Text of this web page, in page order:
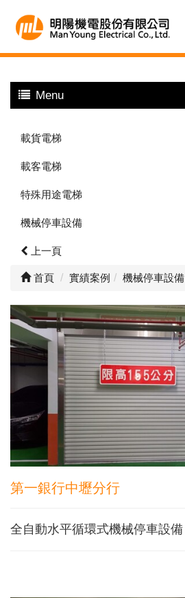
Menu
載貨電梯
載客電梯
特殊用途電梯
機械停車設備
上一頁
首頁 實績案例 機械停車設備
第一銀行中壢分行
全自動水平循環式機械停車設備